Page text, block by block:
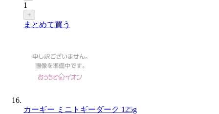
1
+
まとめて買う
カーギー ミニトギーダーク 125g